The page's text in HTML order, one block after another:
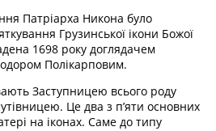
Патріарха Никона було
Грузинської ікони Божої
1698 року доглядачем
Полікарповим.
Заступницею всього роду
Це два з п’яти основних
на іконах. Саме до типу